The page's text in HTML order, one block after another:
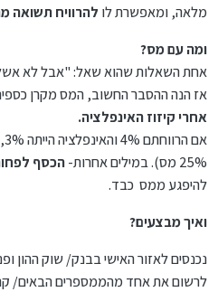
מלאה, ומאפשרת לו להרוויח תשואה
ומה עם מס?
אחת השאלות שהוא שאל: "אבל לא
אז הנה ההסבר החשוב, המס מקרן
אחרי קיזוז האינפלציה.
25% מס). במילים אחרות-
הכסף
להיפגע ממס כבד.
ואיך מבצעים?
נכנסים לאזור האישי בבנק/ שוק ההון
לרשום את אחד מהממספרים הבאים/